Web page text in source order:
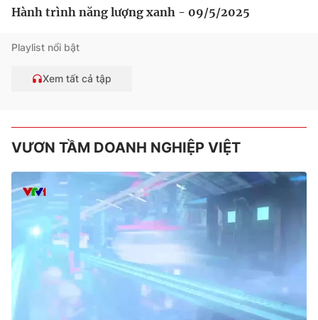
Hành trình năng lượng xanh - 09/5/2025
Playlist nổi bật
Xem tất cả tập
VƯƠN TẦM DOANH NGHIỆP VIỆT